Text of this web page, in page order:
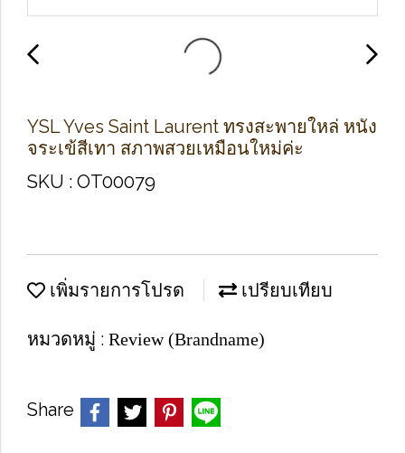
YSL Yves Saint Laurent ทรงสะพายใหล่ หนัง
จระเข้สีเทา สภาพสวยเหมือนใหม่ค่ะ
SKU : OT00079
เพิ่มรายการโปรด เปรียบเทียบ
หมวดหมู่ : Review (Brandname)
Share